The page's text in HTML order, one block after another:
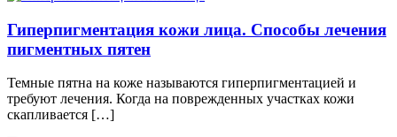
Гиперпигментация кожи лица. Способы лечения
пигментных пятен
Темные пятна на коже называются гиперпигментацией и
требуют лечения. Когда на поврежденных участках кожи
скапливается […]